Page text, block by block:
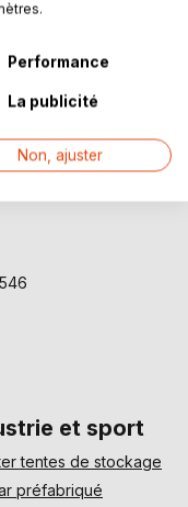
et sport
tentes de stockage
préfabriqué
Performance
La publicité
Non, ajuster